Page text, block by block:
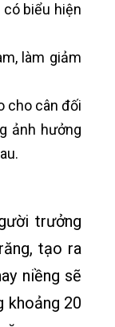
biểu hiện
làm giảm
cho cân đối
ảnh hưởng
trưởng
tạo ra
niềng sẽ
khoảng 20